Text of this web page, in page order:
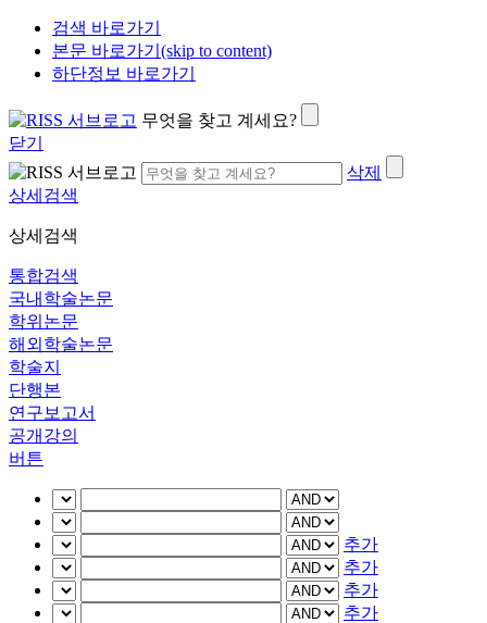
검색 바로가기
본문 바로가기(skip to content)
하단정보 바로가기
무엇을 찾고 계세요?
닫기
삭제
상세검색
상세검색
통합검색
국내학술논문
학위논문
해외학술논문
학술지
단행본
연구보고서
공개강의
버튼
추가
추가
추가
추가